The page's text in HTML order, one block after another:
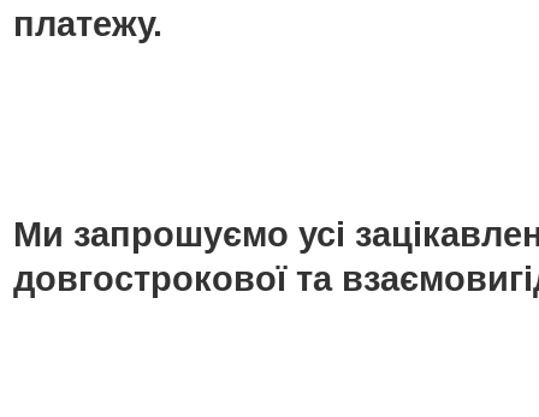
платежу.
Ми запрошуємо усі
довгострокової та